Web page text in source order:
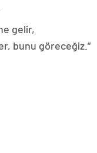
gelir,
bunu göreceğiz.”